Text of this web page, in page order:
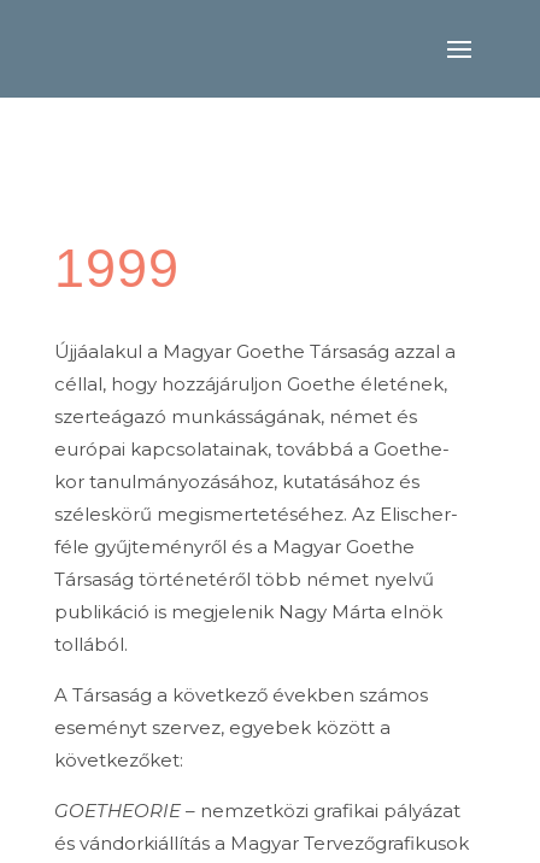
1999
Újjáalakul a Magyar Goethe Társaság azzal a
céllal, hogy hozzájáruljon Goethe életének,
szerteágazó munkásságának, német és
európai kapcsolatainak, továbbá a Goethe-
kor tanulmányozásához, kutatásához és
széleskörű megismertetéséhez. Az Elischer-
féle gyűjteményről és a Magyar Goethe
Társaság történetéről több német nyelvű
publikáció is megjelenik Nagy Márta elnök
tollából.
A Társaság a következő években számos
eseményt szervez, egyebek között a
következőket:
GOETHEORIE– nemzetközi grafikai pályázat
és vándorkiállítás a Magyar Tervezőgrafikusok